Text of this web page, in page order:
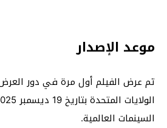
موعد الإصدار
تم عرض الفيلم أول مرة في دور
السينمات العالمية.